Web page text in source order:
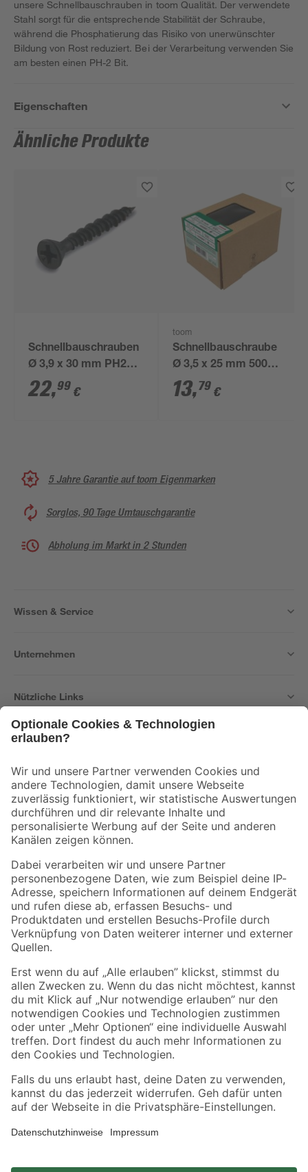
unsere Schnellbauschrauben in toom Qualität. Der verwendete
Stahl sorgt für die entsprechende Stabilität der Schraube,
während die Phosphatierung das Risiko von unerwünschter
Bildung von Rost reduziert. Bei der Verarbeitung verwenden Sie
am besten einen PH-2 Bit.
Eigenschaften
Ähnliche Produkte
Schnellbauschrauben
Ø 3,9 x 30 mm PH2
600 Stück
22,99 €
toom
Schnellbauschraube
Ø 3,5 x 25 mm 500
Stück
13,79 €
5 Jahre Garantie auf toom Eigenmarken
Sorglos, 90 Tage Umtauschgarantie
Abholung im Markt in 2 Stunden
Wissen & Service
Unternehmen
Nützliche Links
Der toom Newsletter: Keine Angebote und Aktionen mehr verpassen!
Zur Newsletter Anmeldung
Folge uns
Zahlungsarten Versandarten
Sicher einkaufen
Jetzt die toom-App herunterladen
Alle Preisangaben in EUR inkl. gesetzl. MwSt.. Die dargestellten Angebote sind unter
Umständen nicht in allen Märkten verfügbar. Die angegebenen Verfügbarkeiten beziehen
Produkte nur solange der Vorrat reicht.
*Paketversand ab 59 € versandkostenfrei, gilt nicht für Artikel mit Speditionsversand, hier